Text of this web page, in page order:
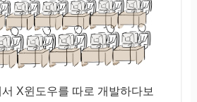
X윈도우를 따로 개발하다보